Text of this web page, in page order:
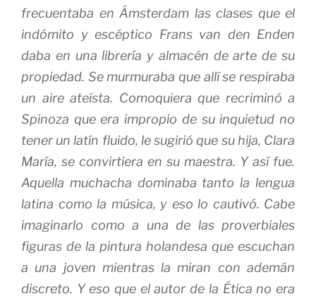
frecuentaba en Ámsterdam las clases que el
indómito y escéptico Frans van den Enden
daba en una librería y almacén de arte de su
propiedad. Se murmuraba que allí se respiraba
un aire ateísta. Comoquiera que recriminó a
Spinoza que era impropio de su inquietud no
tener un latín fluido, le sugirió que su hija, Clara
María, se convirtiera en su maestra. Y así fue.
Aquella muchacha dominaba tanto la lengua
latina como la música, y eso lo cautivó. Cabe
imaginarlo como a una de las proverbiales
figuras de la pintura holandesa que escuchan
a una joven mientras la miran con ademán
discreto. Y eso que el autor de la Ética no era